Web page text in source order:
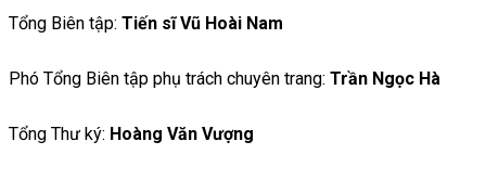
Tổng Biên tập: Tiến sĩ Vũ Hoài Nam
Phó Tổng Biên tập phụ trách chuyên trang: Trần Ngọc Hà
Tổng Thư ký: Hoàng Văn Vượng